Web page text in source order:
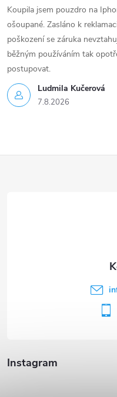
Ludmila Kučerová
7.8.2026
Koupila jsem pouzdro na
ošoupané. Zasláno k
poškození se záruka
běžným používáním tak
postupovat.
Instagram